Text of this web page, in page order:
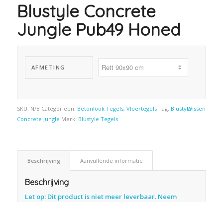
Blustyle Concrete
Jungle Pub49 Honed
AFMETING
Wissen
SKU: N/B Categorieën: Betonlook Tegels, Vloertegels Tag: Blustyle
Concrete Jungle Merk: Blustyle Tegels
Beschrijving Aanvullende informatie
Beschrijving
Let op: Dit product is niet meer leverbaar. Neem